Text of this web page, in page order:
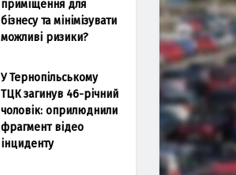
приміщення для
бізнесу та мінімізувати
можливі ризики?
У Тернопільському
ТЦК загинув 46-річний
чоловік: оприлюднили
фрагмент відео
інциденту